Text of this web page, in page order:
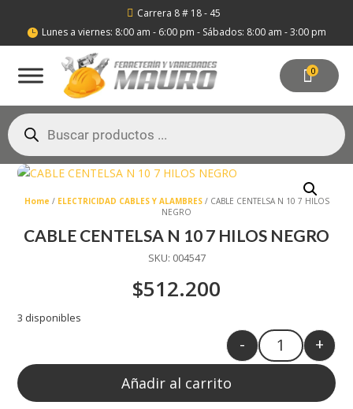
 Carrera 8 # 18 - 45
 Lunes a viernes: 8:00 am - 6:00 pm - Sábados: 8:00 am - 3:00 pm
0
Búsqueda
de
productos
Home / ELECTRICIDAD CABLES Y ALAMBRES/ CABLE CENTELSA N 10 7 HILOS
NEGRO
CABLE CENTELSA N 10 7 HILOS NEGRO
SKU: 004547
$512.200
3 disponibles
Quantity
- +
Añadir al carrito